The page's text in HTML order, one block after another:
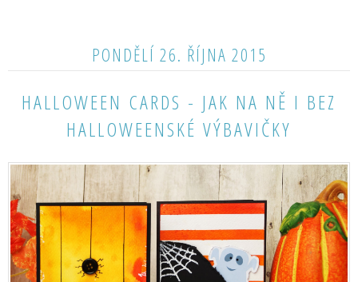
PONDĚLÍ 26. ŘÍJNA 2015
HALLOWEEN CARDS - JAK NA NĚ I BEZ
HALLOWEENSKÉ VÝBAVIČKY